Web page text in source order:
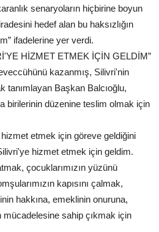
senaryoların hiçbirine boyun
hedef alan bu haksızlığın
ifadelerine yer verdi.
HİZMET ETMEK İÇİN GELDİM”
kazanmış, Silivri'nin
tanımlayan Başkan Balcıoğlu,
birilerinin düzenine teslim olmak için
etmek için göreve geldiğini
hizmet etmek için geldim.
çocuklarımızın yüzünü
kapısını çalmak,
hakkına, emeklinin onuruna,
mücadelesine sahip çıkmak için